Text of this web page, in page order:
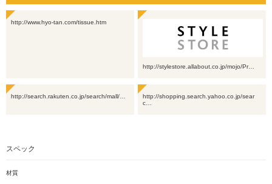
http://www.hyo-tan.com/tissue.htm
http://stylestore.allabout.co.jp/mojo/Pr…
http://search.rakuten.co.jp/search/mall/…
http://shopping.search.yahoo.co.jp/sear
c…
スペック
材質